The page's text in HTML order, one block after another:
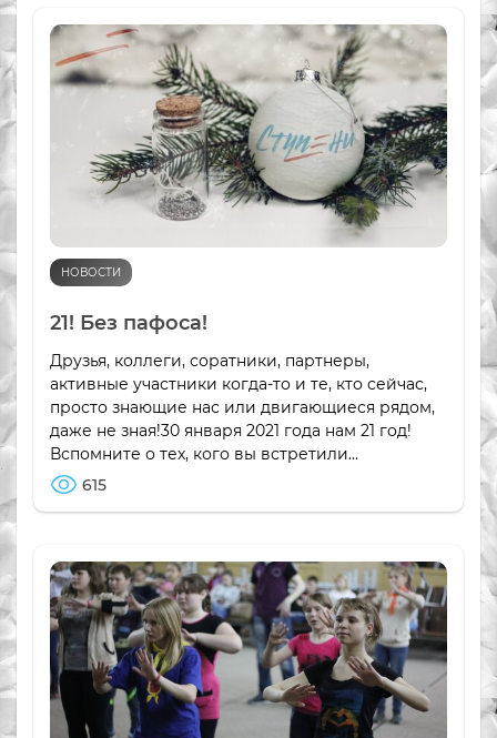
НОВОСТИ
21! Без пафоса!
Друзья, коллеги, соратники, партнеры,
активные участники когда-то и те, кто сейчас,
просто знающие нас или двигающиеся рядом,
даже не зная!30 января 2021 года нам 21 год!
Вспомните о тех, кого вы встретили...
615